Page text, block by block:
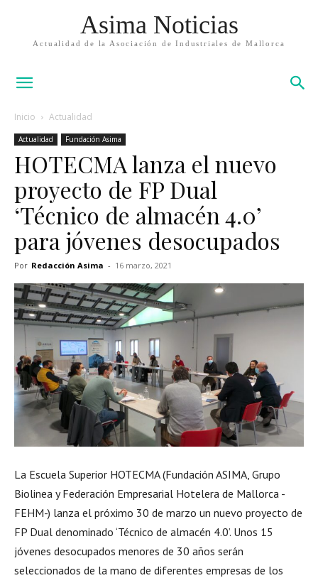
Asima Noticias
Actualidad de la Asociación de Industriales de Mallorca
Inicio Actualidad
Actualidad Fundación Asima
HOTECMA lanza el nuevo
proyecto de FP Dual
‘Técnico de almacén 4.0’
para jóvenes desocupados
Por Redacción Asima - 16 marzo, 2021
La Escuela Superior HOTECMA (Fundación ASIMA, Grupo
Biolinea y Federación Empresarial Hotelera de Mallorca -
FEHM-) lanza el próximo 30 de marzo un nuevo proyecto de
FP Dual denominado ‘Técnico de almacén 4.0’. Unos 15
jóvenes desocupados menores de 30 años serán
seleccionados de la mano de diferentes empresas de los